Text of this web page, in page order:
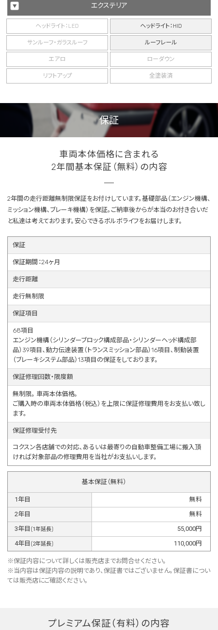
エクステリア
ヘッドライト：LED ヘッドライト：HID
サンルーフ・ガラスルーフ ルーフレール
エアロ ローダウン
リフトアップ 全塗装済
保証
車両本体価格に含まれる
2年間基本保証（無料）の内容
2年間の走行距離無制限保証をお付けしています。基礎部品（エンジン機構、
ミッション機構、ブレーキ機構）を保証。ご納車後からが本当のお付き合いだ
と私達は考えております。安心できるボルボライフをお届けします。
保証
保証期間：24ヶ月
走行距離
走行無制限
保証項目
68項目
エンジン機構（シリンダーブロック構成部品・シリンダーヘッド構成部
品）39項目、動力伝達装置（トランスミッション部品）16項目、制動装置
（ブレーキシステム部品）13項目の保証をしております。
保証修理回数・限度額
無制限。 車両本体価格。
ご購入時の車両本体価格（税込）を上限に保証修理費用をお支払い致し
ます。
保証修理受付先
コクスン各店舗での対応、あるいは最寄りの自動車整備工場に搬入頂
ければ対象部品の修理費用を当社がお支払いします。
基本保証（無料）
1年目
無料
2年目
無料
3年目 (1年延長) 55,000円
4年目 (2年延長) 110,000円
※保証内容について詳しくは販売店までお問合せください。
※当内容は保証内容の説明であり、保証書ではございません。保証書につい
ては販売店にご確認ください。
プレミアム保証（有料）の内容